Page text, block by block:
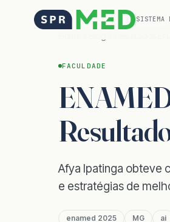
SISTEMA
FACULDADE
Afya Ipatinga obteve
e estratégias de
enamed 2025 MG ai